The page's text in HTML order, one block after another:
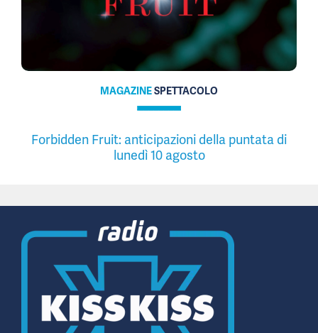
MAGAZINESPETTACOLO
Forbidden Fruit: anticipazioni della puntata di
lunedì 10 agosto